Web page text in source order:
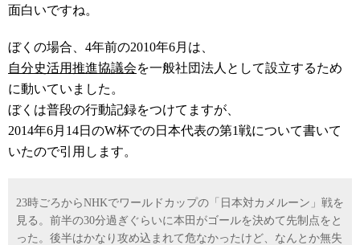
面白いですね。
ぼくの場合、4年前の2010年6月は、
自分史活用推進協議会を一般社団法人として設立するため
に動いていました。
ぼくは普段の行動記録をつけてますが、
2014年6月14日のW杯での日本代表の第1戦について書いて
いたので引用します。
23時ごろからNHKでワールドカップの「日本対カメルーン」戦を
見る。前半の30分過ぎぐらいに本田がゴールを決めて先制点をと
った。後半はかなり攻め込まれて危なかったけど、なんとか無失